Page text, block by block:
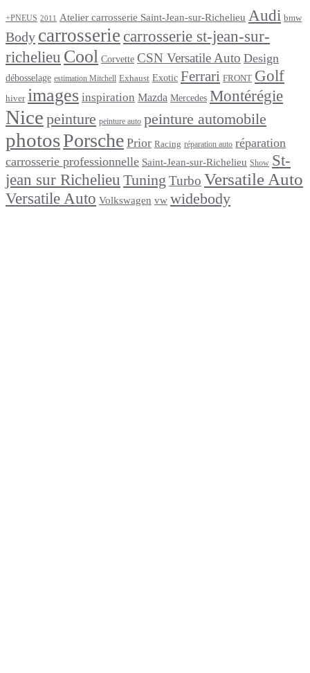
+PNEUS 2011 Atelier carrosserie Saint-Jean-sur-Richelieu Audi bmw
Body carrosserie carrosserie st-jean-sur-
richelieu Cool Corvette CSN Versatile Auto Design
débosselage estimation Mitchell Exhaust Exotic Ferrari FRONT Golf
hiver images inspiration Mazda Mercedes Montérégie
Nice peinture peinture auto peinture automobile
photosPorsche Prior Racing réparation auto réparation
carrosserie professionnelle Saint-Jean-sur-Richelieu Show St-
jean sur Richelieu Tuning Turbo Versatile Auto
Versatile Auto Volkswagen vw widebody